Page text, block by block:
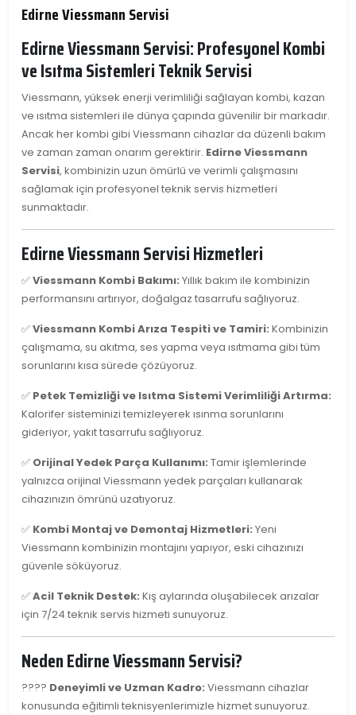
Edirne Viessmann Servisi
Edirne Viessmann Servisi: Profesyonel Kombi
ve Isıtma Sistemleri Teknik Servisi
Viessmann, yüksek enerji verimliliği sağlayan kombi, kazan
ve ısıtma sistemleri ile dünya çapında güvenilir bir markadır.
Ancak her kombi gibi Viessmann cihazlar da düzenli bakım
ve zaman zaman onarım gerektirir. Edirne Viessmann
Servisi, kombinizin uzun ömürlü ve verimli çalışmasını
sağlamak için profesyonel teknik servis hizmetleri
sunmaktadır.
Edirne Viessmann Servisi Hizmetleri
✅Viessmann Kombi Bakımı: Yıllık bakım ile kombinizin
performansını artırıyor, doğalgaz tasarrufu sağlıyoruz.
✅Viessmann Kombi Arıza Tespiti ve Tamiri: Kombinizin
çalışmama, su akıtma, ses yapma veya ısıtmama gibi tüm
sorunlarını kısa sürede çözüyoruz.
✅ Petek Temizliği ve Isıtma Sistemi Verimliliği Artırma:
Kalorifer sisteminizi temizleyerek ısınma sorunlarını
gideriyor, yakıt tasarrufu sağlıyoruz.
✅ Orijinal Yedek Parça Kullanımı: Tamir işlemlerinde
yalnızca orijinal Viessmann yedek parçaları kullanarak
cihazınızın ömrünü uzatıyoruz.
✅ Kombi Montaj ve Demontaj Hizmetleri: Yeni
Viessmann kombinizin montajını yapıyor, eski cihazınızı
güvenle söküyoruz.
✅Acil Teknik Destek: Kış aylarında oluşabilecek arızalar
için 7/24 teknik servis hizmeti sunuyoruz.
Neden Edirne Viessmann Servisi?
???? Deneyimli ve Uzman Kadro: Viessmann cihazlar
konusunda eğitimli teknisyenlerimizle hizmet sunuyoruz.